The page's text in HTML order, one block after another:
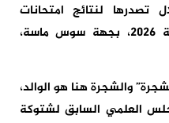
تصدرها لنتائج امتحانات
البكالوريا خلال دورة ماي العادية 2026، بجهة سوس ماسة،
والشجرة هنا هو الوالد،
العلمي السابق لشتوكة